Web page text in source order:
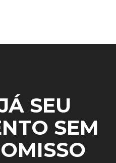
SEU
SEM